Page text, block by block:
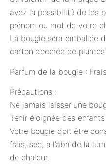
avez la possibilité de les
prénom ou mot de votre
La bougie sera emballée
carton décorée de plumes
Parfum de la bougie :
Précautions :
Ne jamais laisser une
Tenir éloignée des
Votre bougie doit être
frais, sec, à l’abri de la
de chaleur.